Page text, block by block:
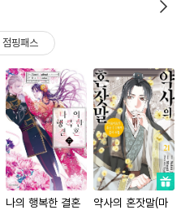
점핑패스
나의 행복한 결혼
약사의 혼잣말(마